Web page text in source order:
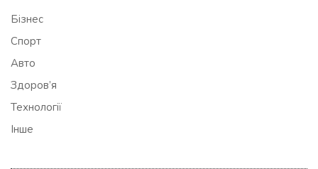
Бізнес
Спорт
Авто
Здоров’я
Технології
Інше